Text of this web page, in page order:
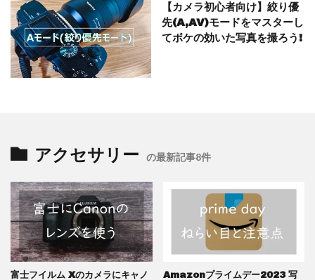
【カメラ初心者向け】絞り優
先(A,AV)モードをマスターし
てボケの効いた写真を撮ろう!
アクセサリー の最新記事8件
富士フイルム Xのカメラにキャノ Amazonプライムデー2023 写